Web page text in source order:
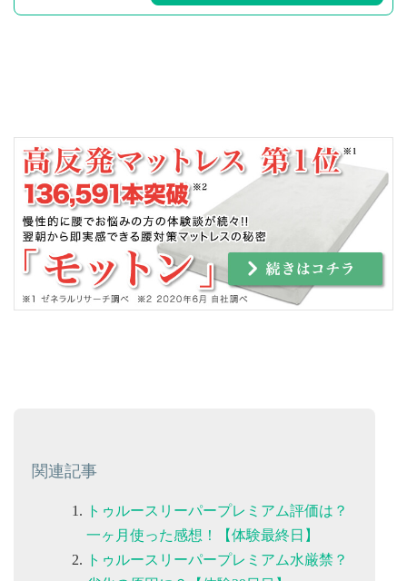
関連記事
トゥルースリーパープレミアム評価は？
一ヶ月使った感想！【体験最終日】
トゥルースリーパープレミアム水厳禁？